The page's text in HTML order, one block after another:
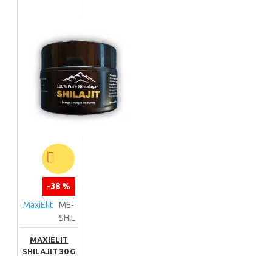
-38 %
MaxiElit
ME-
SHIL
MAXIELIT
SHILAJIT 30 G